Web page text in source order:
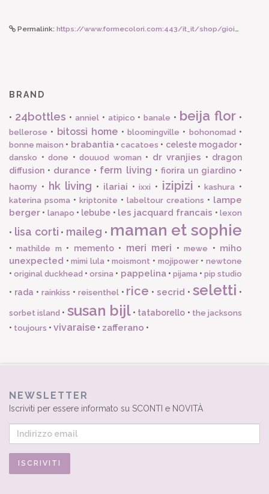
Permalink: https://www.formecolori.com:443/it_it/shop/gioielli/orecchini/tataborello_orecchini_lame_corallo/6907
BRAND
• 24bottles • anniel• atipico •banale • beija flor •
bellerose • bitossi home • bloomingville • bohonomad •
bonne maison • brabantia•cacatoes • celeste mogador•
dansko • done • douuod woman • dr vranjies • dragon
diffusion • durance • ferm living • fiorira un giardino•
haomy • hk living • ilariai •ixxi • izipizi •kashura •
katerina psoma • kriptonite • labeltour creations • lampe
berger • lanapo • lebube • les jacquard francais •lexon
• lisa corti • maileg • maman et sophie
•mathilde m • memento• meri meri •mewe • miho
unexpected •mimi lula •moismont • mojipower•newtone
•original duckhead •orsina • pappelina• pijama • pip studio
• rada • rainkiss • reisenthel• rice •secrid •seletti •
sorbet island • susan bijl• tataborello • the jacksons
• toujours • vivaraise • zafferano •
NEWSLETTER
Iscriviti per essere informato su SCONTI e NOVITÀ